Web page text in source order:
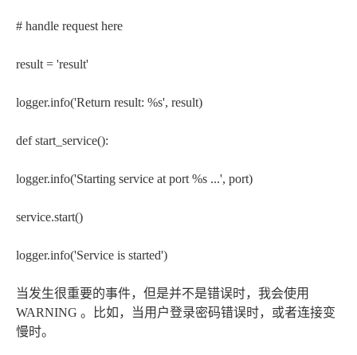
# handle request here
result = 'result'
logger.info('Return result: %s', result)
def start_service():
logger.info('Starting service at port %s ...', port)
service.start()
logger.info('Service is started')
当发生很重要的事件，但是并不是错误时，我会使用
WARNING 。比如，当用户登录密码错误时，或者连接变
慢时。